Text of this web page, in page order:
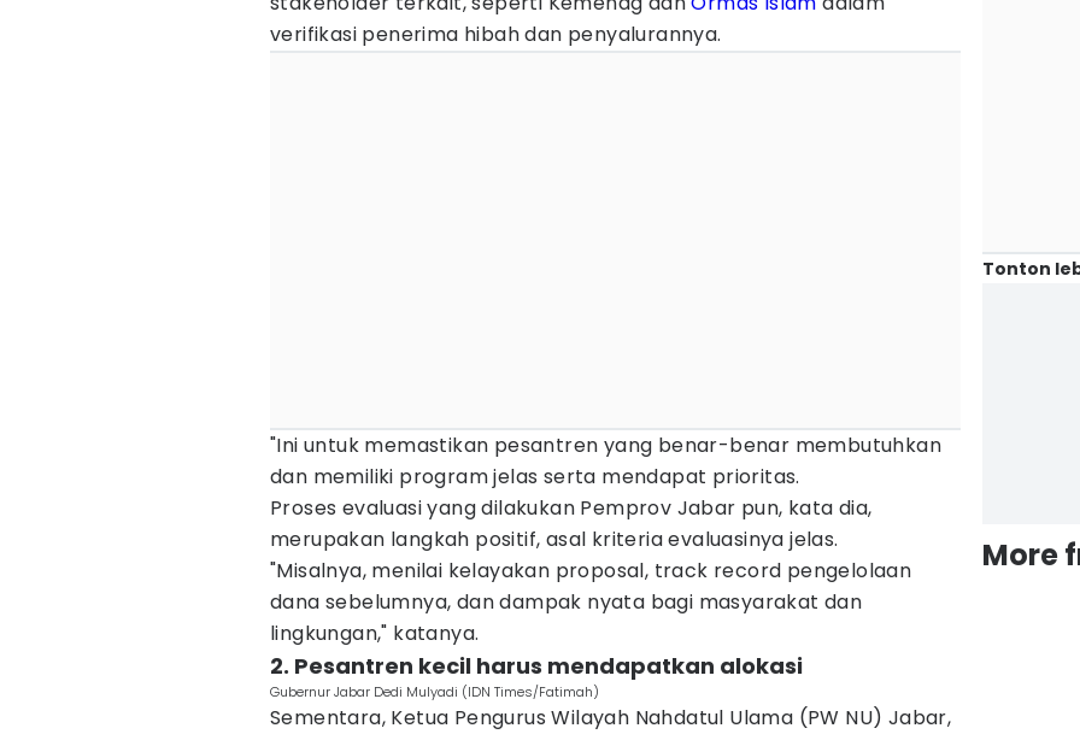
verifikasi penerima hibah dan penyalurannya.
"Ini untuk memastikan pesantren yang benar-benar membutuhkan
dan memiliki program jelas serta mendapat prioritas.
Proses evaluasi yang dilakukan Pemprov Jabar pun, kata dia,
merupakan langkah positif, asal kriteria evaluasinya jelas.
"Misalnya, menilai kelayakan proposal, track record pengelolaan
dana sebelumnya, dan dampak nyata bagi masyarakat dan
lingkungan," katanya.
2. Pesantren kecil harus mendapatkan alokasi
Gubernur Jabar Dedi Mulyadi (IDN Times/Fatimah)
Sementara, Ketua Pengurus Wilayah Nahdatul Ulama (PW NU) Jabar,
Tonton
More